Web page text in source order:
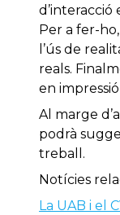
d’interacció
Per a fer-
l’ús de
reals.
en
Al marge
podrà
treball.
Notícies
La UAB i el